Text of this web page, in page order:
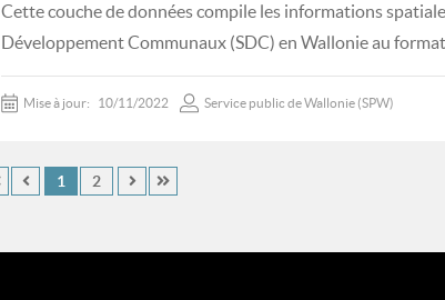
Cette couche de données compile les informations
Développement Communaux (SDC) en Wallonie au
Mise à jour: 10/11/2022 Service public de Wallonie (SPW)
1 2